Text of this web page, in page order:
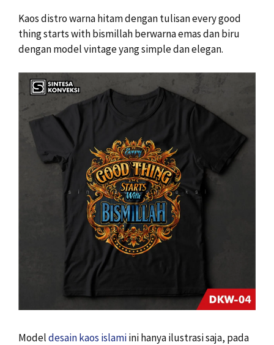
Kaos distro warna hitam dengan tulisan every good
thing starts with bismillah berwarna emas dan biru
dengan model vintage yang simple dan elegan.
Modeldesain kaos islamiini hanya ilustrasi saja, pada